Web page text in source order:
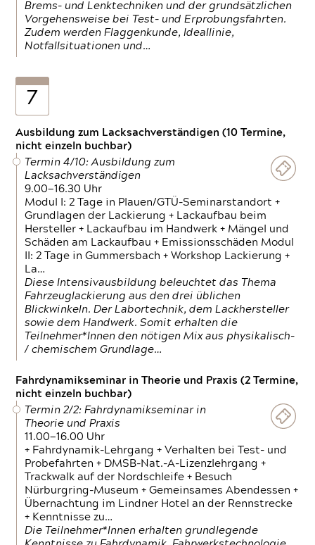
Brems- und Lenktechniken und der grundsätzlichen
Vorgehensweise bei Test- und Erprobungsfahrten.
Zudem werden Flaggenkunde, Ideallinie,
Notfallsituationen und…
7
Ausbildung zum Lacksachverständigen (10 Termine,
nicht einzeln buchbar)
Termin 4/10: Ausbildung zum
Lacksachverständigen
9.00—16.30 Uhr
Modul I: 2 Tage in Plauen/GTÜ-Seminarstandort +
Grundlagen der Lackierung + Lackaufbau beim
Hersteller + Lackaufbau im Handwerk + Mängel und
Schäden am Lackaufbau + Emissionsschäden Modul
II: 2 Tage in Gummersbach + Workshop Lackierung +
La…
Diese Intensivausbildung beleuchtet das Thema
Fahrzeuglackierung aus den drei üblichen
Blickwinkeln. Der Labortechnik, dem Lackhersteller
sowie dem Handwerk. Somit erhalten die
Teilnehmer*Innen den nötigen Mix aus physikalisch-
/ chemischem Grundlage…
Fahrdynamikseminar in Theorie und Praxis (2 Termine,
nicht einzeln buchbar)
Termin 2/2: Fahrdynamikseminar in
Theorie und Praxis
11.00—16.00 Uhr
+ Fahrdynamik-Lehrgang + Verhalten bei Test- und
Probefahrten + DMSB-Nat.-A-Lizenzlehrgang +
Trackwalk auf der Nordschleife + Besuch
Nürburgring-Museum + Gemeinsames Abendessen +
Übernachtung im Lindner Hotel an der Rennstrecke
+ Kenntnisse zu…
Die Teilnehmer*Innen erhalten grundlegende